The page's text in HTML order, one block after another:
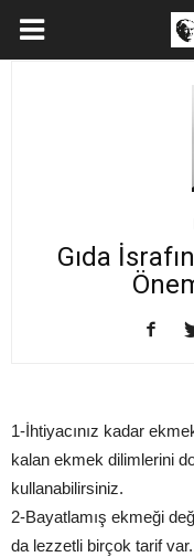
Gıda
1-İhtiyacınız kadar
kalan ekmek dilimlerini
kullanabilirsiniz.
2-Bayatlamış ekmeği
da lezzetli birçok tarif